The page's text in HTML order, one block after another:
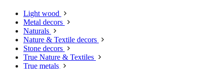
Light wood
Metal decors
Naturals
Nature & Textile decors
Stone decors
True Nature & Textiles
True metals